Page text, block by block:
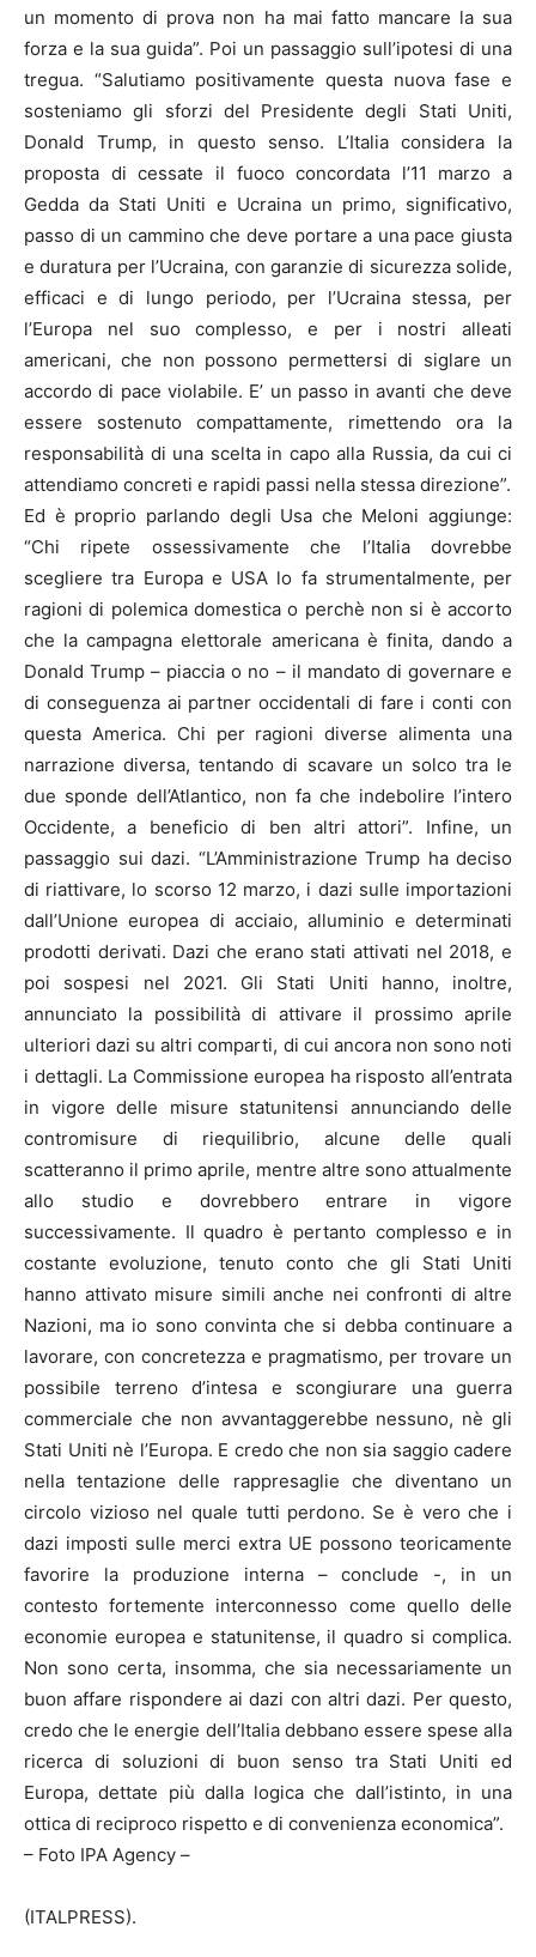
un momento di prova non ha mai fatto mancare la sua
forza e la sua guida”. Poi un passaggio sull’ipotesi di una
tregua. “Salutiamo positivamente questa nuova fase e
sosteniamo gli sforzi del Presidente degli Stati Uniti,
Donald Trump, in questo senso. L’Italia considera la
proposta di cessate il fuoco concordata l’11 marzo a
Gedda da Stati Uniti e Ucraina un primo, significativo,
passo di un cammino che deve portare a una pace giusta
e duratura per l’Ucraina, con garanzie di sicurezza solide,
efficaci e di lungo periodo, per l’Ucraina stessa, per
l’Europa nel suo complesso, e per i nostri alleati
americani, che non possono permettersi di siglare un
accordo di pace violabile. E’ un passo in avanti che deve
essere sostenuto compattamente, rimettendo ora la
responsabilità di una scelta in capo alla Russia, da cui ci
attendiamo concreti e rapidi passi nella stessa direzione”.
Ed è proprio parlando degli Usa che Meloni aggiunge:
“Chi ripete ossessivamente che l’Italia dovrebbe
scegliere tra Europa e USA lo fa strumentalmente, per
ragioni di polemica domestica o perchè non si è accorto
che la campagna elettorale americana è finita, dando a
Donald Trump – piaccia o no – il mandato di governare e
di conseguenza ai partner occidentali di fare i conti con
questa America. Chi per ragioni diverse alimenta una
narrazione diversa, tentando di scavare un solco tra le
due sponde dell’Atlantico, non fa che indebolire l’intero
Occidente, a beneficio di ben altri attori”. Infine, un
passaggio sui dazi. “L’Amministrazione Trump ha deciso
di riattivare, lo scorso 12 marzo, i dazi sulle importazioni
dall’Unione europea di acciaio, alluminio e determinati
prodotti derivati. Dazi che erano stati attivati nel 2018, e
poi sospesi nel 2021. Gli Stati Uniti hanno, inoltre,
annunciato la possibilità di attivare il prossimo aprile
ulteriori dazi su altri comparti, di cui ancora non sono noti
i dettagli. La Commissione europea ha risposto all’entrata
in vigore delle misure statunitensi annunciando delle
contromisure di riequilibrio, alcune delle quali
scatteranno il primo aprile, mentre altre sono attualmente
allo studio e dovrebbero entrare in vigore
successivamente. Il quadro è pertanto complesso e in
costante evoluzione, tenuto conto che gli Stati Uniti
hanno attivato misure simili anche nei confronti di altre
Nazioni, ma io sono convinta che si debba continuare a
lavorare, con concretezza e pragmatismo, per trovare un
possibile terreno d’intesa e scongiurare una guerra
commerciale che non avvantaggerebbe nessuno, nè gli
Stati Uniti nè l’Europa. E credo che non sia saggio cadere
nella tentazione delle rappresaglie che diventano un
circolo vizioso nel quale tutti perdono. Se è vero che i
dazi imposti sulle merci extra UE possono teoricamente
favorire la produzione interna – conclude -, in un
contesto fortemente interconnesso come quello delle
economie europea e statunitense, il quadro si complica.
Non sono certa, insomma, che sia necessariamente un
buon affare rispondere ai dazi con altri dazi. Per questo,
credo che le energie dell’Italia debbano essere spese alla
ricerca di soluzioni di buon senso tra Stati Uniti ed
Europa, dettate più dalla logica che dall’istinto, in una
ottica di reciproco rispetto e di convenienza economica”.
– Foto IPA Agency –
(ITALPRESS).